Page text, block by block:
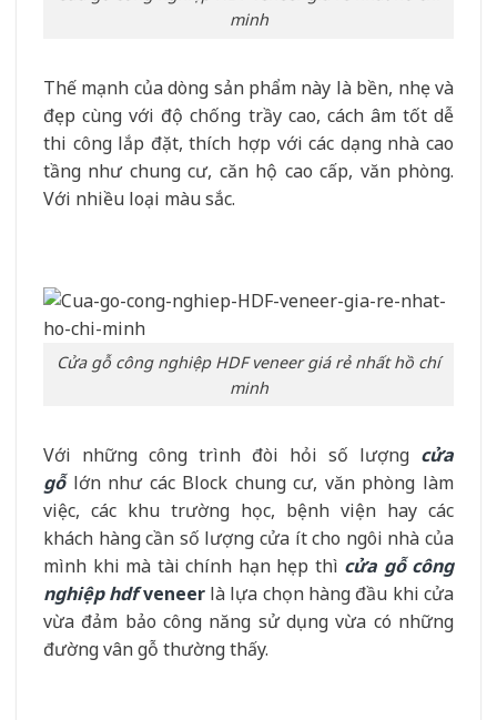
minh
Thế mạnh của dòng sản phẩm này là bền, nhẹ và
đẹp cùng với độ chống trầy cao, cách âm tốt dễ
thi công lắp đặt, thích hợp với các dạng nhà cao
tầng như chung cư, căn hộ cao cấp, văn phòng.
Với nhiều loại màu sắc.
Cửa gỗ công nghiệp HDF veneer giá rẻ nhất hồ chí
minh
Với những công trình đòi hỏi số lượng cửa
gỗlớn như các Block chung cư, văn phòng làm
việc, các khu trường học, bệnh viện hay các
khách hàng cần số lượng cửa ít cho ngôi nhà của
mình khi mà tài chính hạn hẹp thì cửa gỗ công
nghiệp hdfveneerlà lựa chọn hàng đầu khi cửa
vừa đảm bảo công năng sử dụng vừa có những
đường vân gỗ thường thấy.